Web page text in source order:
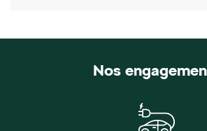
Nos